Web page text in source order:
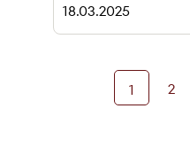
18.03.2025
1 2